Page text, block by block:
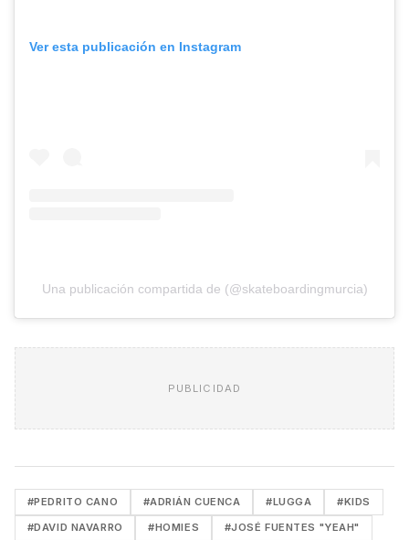
Ver esta publicación en Instagram
Una publicación compartida de (@skateboardingmurcia)
PUBLICIDAD
#PEDRITO CANO #ADRIÁN CUENCA #LUGGA #KIDS
#DAVID NAVARRO #HOMIES #JOSÉ FUENTES "YEAH"